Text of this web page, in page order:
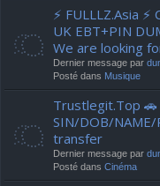
⚡ FULLLZ.Asia
UK EBT+PIN
We are looking
Dernier message par
Posté dans Musique
Trustlegit.Top 🚗
SIN/DOB/
transfer
Dernier message par
Posté dans Cinéma